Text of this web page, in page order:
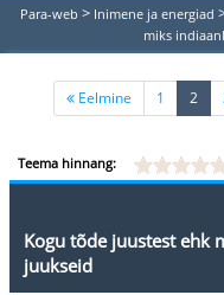
Para-web > Inimene ja energiad
miks
Eelmine 1 2
Teema hinnang:
Kogu tõde juustest ehk
juukseid